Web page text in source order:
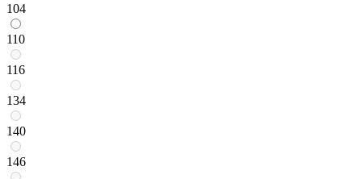
104
110
116
134
140
146